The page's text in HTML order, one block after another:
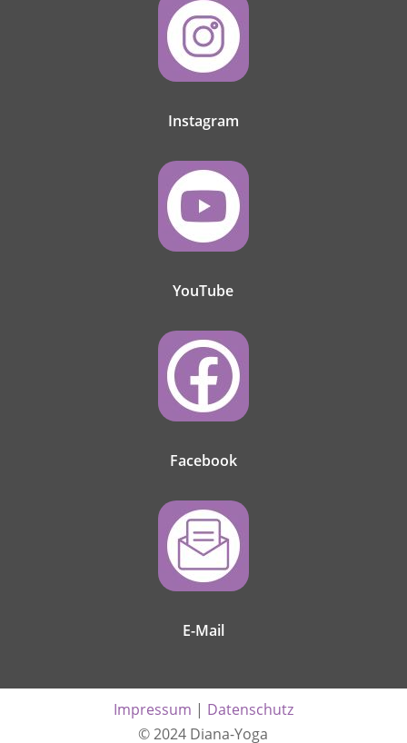
Instagram
YouTube
Facebook
E-Mail
Impressum | Datenschutz
© 2024 Diana-Yoga